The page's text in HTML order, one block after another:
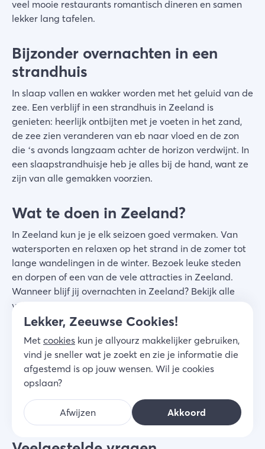
veel mooie restaurants romantisch dineren en samen
lekker lang tafelen.
Bijzonder overnachten in een
strandhuis
In slaap vallen en wakker worden met het geluid van de
zee. Een verblijf in een strandhuis in Zeeland is
genieten: heerlijk ontbijten met je voeten in het zand,
de zee zien veranderen van eb naar vloed en de zon
die ‘s avonds langzaam achter de horizon verdwijnt. In
een slaapstrandhuisje heb je alles bij de hand, want ze
zijn van alle gemakken voorzien.
Wat te doen in Zeeland?
In Zeeland kun je je elk seizoen goed vermaken. Van
watersporten en relaxen op het strand in de zomer tot
lange wandelingen in de winter. Bezoek leuke steden
en dorpen of een van de vele attracties in Zeeland.
Wanneer blijf jij overnachten in Zeeland? Bekijk alle
vakanties:
Voorjaarsvakantie in Zeeland
Pasen in Zeeland
Meivakantie in Zeeland
Pinksteren in Zeeland
Zomervakantie in Zeeland
Herfstvakantie in Zeeland
Kerstvakantie in Zeeland
Lekker, Zeeuwse Cookies!
Met cookies kun je allyourz makkelijker gebruiken,
vind je sneller wat je zoekt en zie je informatie die
afgestemd is op jouw wensen. Wil je cookies
opslaan?
Afwijzen Akkoord